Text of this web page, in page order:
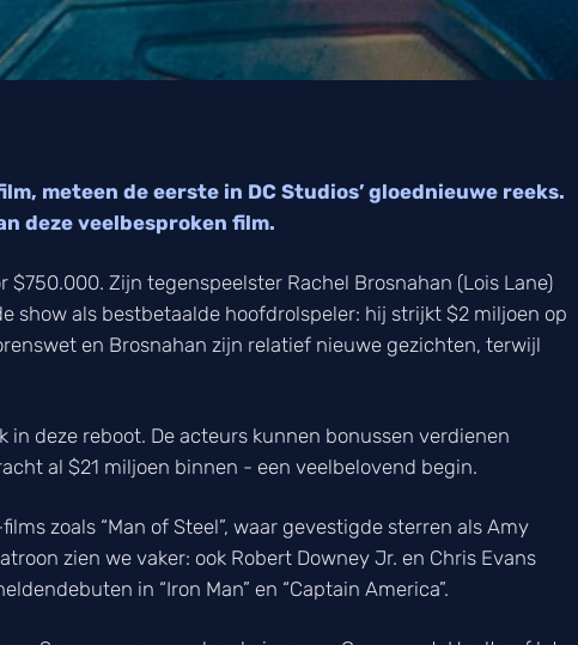
meteen de eerste in DC Studios’ gloednieuwe reeks.
deze veelbesproken film.
Zijn tegenspeelster Rachel Brosnahan (Lois Lane)
show als bestbetaalde hoofdrolspeler: hij strijkt $2 miljoen op
en Brosnahan zijn relatief nieuwe gezichten, terwijl
deze reboot. De acteurs kunnen bonussen verdienen
al $21 miljoen binnen - een veelbelovend begin.
zoals “Man of Steel”, waar gevestigde sterren als Amy
zien we vaker: ook Robert Downey Jr. en Chris Evans
in “Iron Man” en “Captain America”.